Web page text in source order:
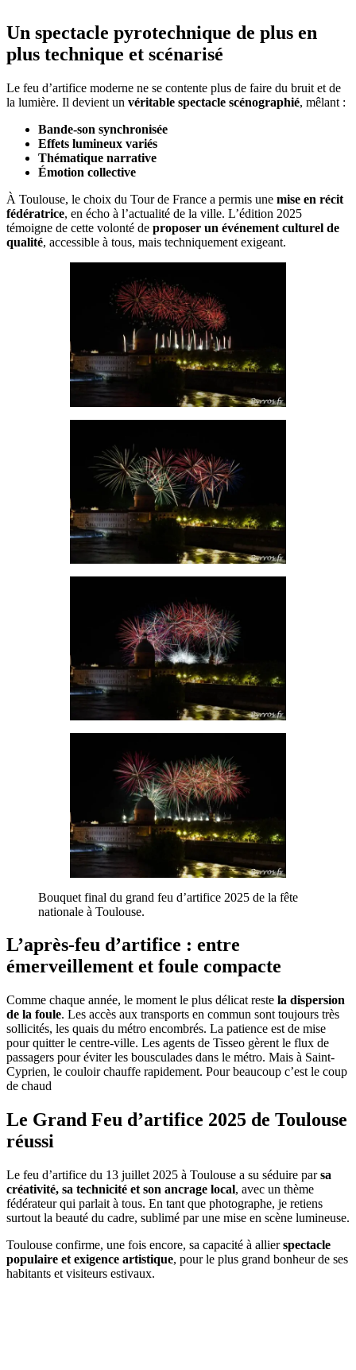
Un spectacle pyrotechnique de plus en
plus technique et scénarisé
Le feu d’artifice moderne ne se contente plus de faire du bruit et de
la lumière. Il devient un véritable spectacle scénographié, mêlant :
Bande-son synchronisée
Effets lumineux variés
Thématique narrative
Émotion collective
À Toulouse, le choix du Tour de France a permis une mise en récit
fédératrice, en écho à l’actualité de la ville. L’édition 2025
témoigne de cette volonté de proposer un événement culturel de
qualité, accessible à tous, mais techniquement exigeant.
Bouquet final du grand feu d’artifice 2025 de la fête
nationale à Toulouse.
L’après-feu d’artifice : entre
émerveillement et foule compacte
Comme chaque année, le moment le plus délicat reste la dispersion
de la foule. Les accès aux transports en commun sont toujours très
sollicités, les quais du métro encombrés. La patience est de mise
pour quitter le centre-ville. Les agents de Tisseo gèrent le flux de
passagers pour éviter les bousculades dans le métro. Mais à Saint-
Cyprien, le couloir chauffe rapidement. Pour beaucoup c’est le coup
de chaud
Le Grand Feu d’artifice 2025 de Toulouse
réussi
Le feu d’artifice du 13 juillet 2025 à Toulouse a su séduire parsa
créativité, sa technicité et son ancrage local, avec un thème
fédérateur qui parlait à tous. En tant que photographe, je retiens
surtout la beauté du cadre, sublimé par une mise en scène lumineuse.
Toulouse confirme, une fois encore, sa capacité à allierspectacle
populaire et exigence artistique, pour le plus grand bonheur de ses
habitants et visiteurs estivaux.